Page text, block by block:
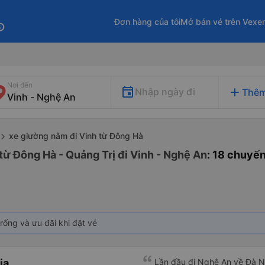
Đơn hàng của tôiMở bán vé trên
Nơi đến
Nhập ngày đi add
xe giường nằm đi Vinh từ Đông Hà
Đông Hà - Quảng Trị đi Vinh - Nghệ An: 18
và ưu đãi khi đặt vé
Lần đầu đi Nghệ An về Đà